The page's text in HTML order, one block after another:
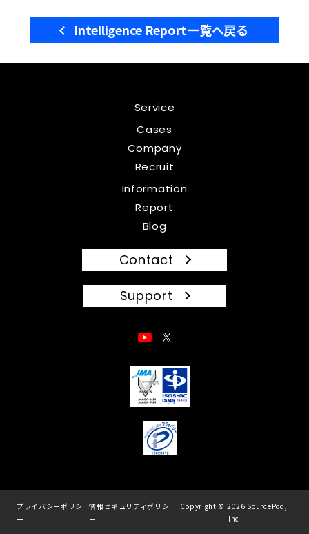
Intelligence Report一覧へ戻る
Service
Cases
Company
Recruit
Information
Report
Blog
Contact
Support
プライバシーポリシ
ー
情報セキュリティポリシ
ー
Copyright © 2026 SourcePod,
Inc